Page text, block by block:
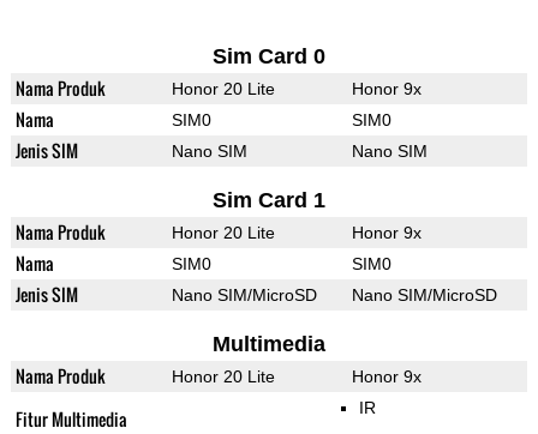
Sim Card 0
Nama Produk Honor 20 Lite Honor 9x
Nama SIM0 SIM0
Jenis SIM Nano SIM Nano SIM
Sim Card 1
Nama Produk Honor 20 Lite Honor 9x
Nama SIM0 SIM0
Jenis SIM Nano SIM/MicroSD Nano SIM/MicroSD
Multimedia
Nama Produk Honor 20 Lite Honor 9x
Fitur Multimedia IR